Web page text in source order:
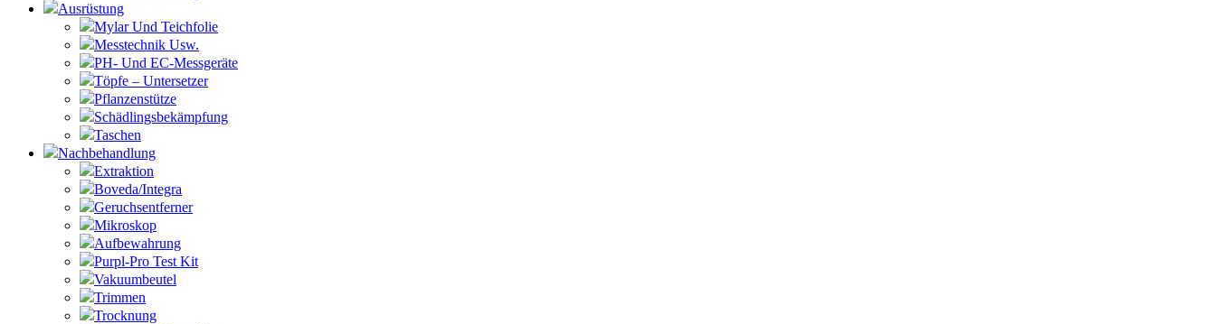
Ausrüstung
Mylar Und Teichfolie
Messtechnik Usw.
PH- Und EC-Messgeräte
Töpfe – Untersetzer
Pflanzenstütze
Schädlingsbekämpfung
Taschen
Nachbehandlung
Extraktion
Boveda/Integra
Geruchsentferner
Mikroskop
Aufbewahrung
Purpl-Pro Test Kit
Vakuumbeutel
Trimmen
Trocknung